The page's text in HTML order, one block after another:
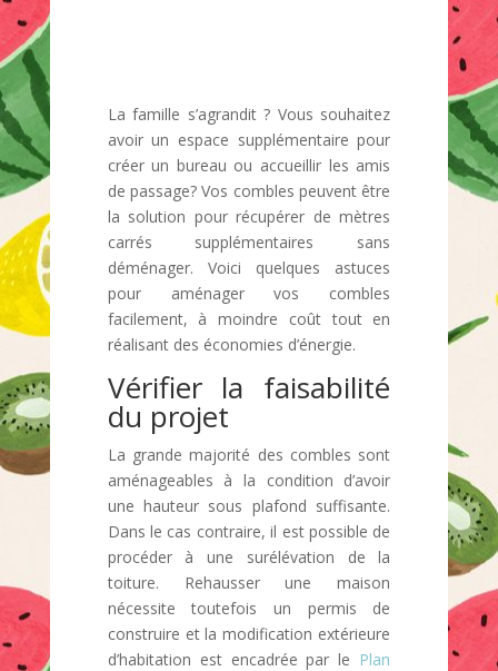
La famille s’agrandit ? Vous souhaitez
avoir un espace supplémentaire pour
créer un bureau ou accueillir les amis
de passage? Vos combles peuvent être
la solution pour récupérer de mètres
carrés supplémentaires sans
déménager. Voici quelques astuces
pour aménager vos combles
facilement, à moindre coût tout en
réalisant des économies d’énergie.
Vérifier la faisabilité
du projet
La grande majorité des combles sont
aménageables à la condition d’avoir
une hauteur sous plafond suffisante.
Dans le cas contraire, il est possible de
procéder à une surélévation de la
toiture. Rehausser une maison
nécessite toutefois un permis de
construire et la modification extérieure
d’habitation est encadrée par le Plan